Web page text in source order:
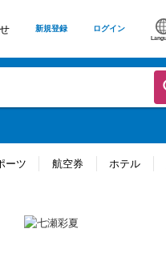
新規登録 ログイン
ーツ 航空券 ホテル